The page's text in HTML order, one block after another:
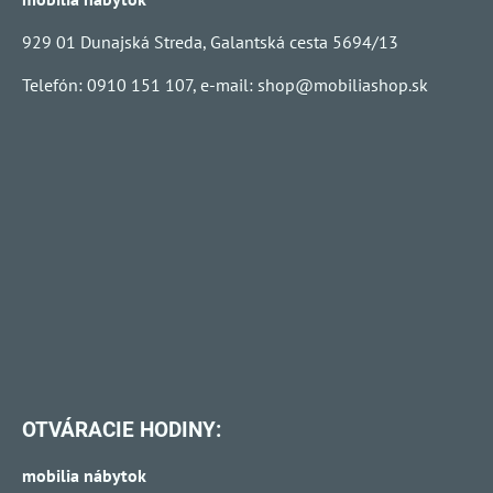
929 01 Dunajská Streda, Galantská cesta 5694/13
Telefón: 0910 151 107, e-mail: shop@mobiliashop.sk
OTVÁRACIE HODINY:
mobilia nábytok